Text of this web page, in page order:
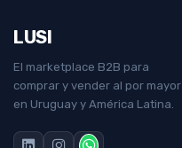
LUSI
El marketplace B2B para
comprar y vender al por mayor
en Uruguay y América Latina.